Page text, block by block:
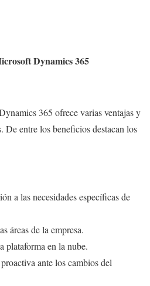
Dynamics 365
365 ofrece varias ventajas y
De entre los beneficios destacan los
a las necesidades específicas de
áreas de la empresa.
plataforma en la nube.
ante los cambios del